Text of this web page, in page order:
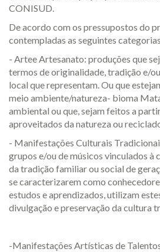
CONISUD.
De acordo com os pressupostos do
contempladas as seguintes
- Artee Artesanato: produções que
termos de originalidade, tradição e/
local que representam. Ou que
meio ambiente/natureza- bioma
ambiental ou que, sejam feitos a
aproveitados da natureza ou
- Manifestações Culturais
grupos e/ou de músicos vinculados à
da tradição familiar ou social de
se caracterizarem como
estudos e aprendizados, utilizam
divulgação e preservação da cultura
-Manifestações Artísticas de